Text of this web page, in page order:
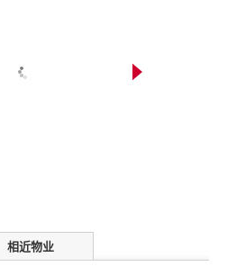
相近物业